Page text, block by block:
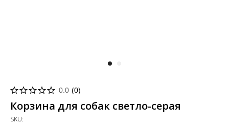
0.0 (0)
Корзина для собак светло-серая
SKU: